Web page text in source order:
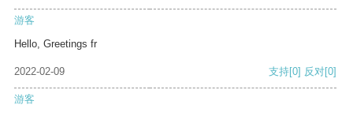
游客
Hello, Greetings fr
2022-02-09 支持[0] 反对[0]
游客